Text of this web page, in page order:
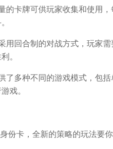
的卡牌可供玩家收集和使用
用回合制的对战方式，玩家
。
了多种不同的游戏模式，包
戏。
份卡，全新的策略的玩法要你